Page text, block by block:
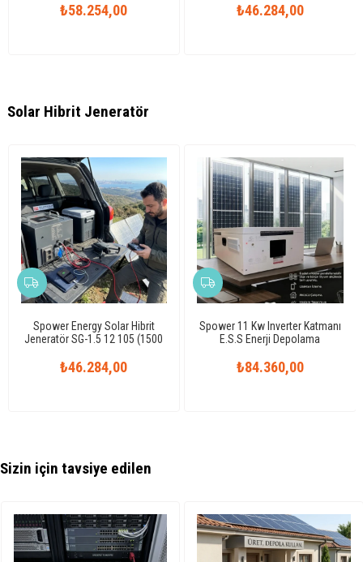
₺58.254,00 ₺46.284,00
Solar Hibrit Jeneratör
Spower Energy Solar Hibrit
Jeneratör SG-1.5 12 105 (1500
₺46.284,00
Spower 11 Kw Inverter Katmanı
E.S.S Enerji Depolama
₺84.360,00
Sizin için tavsiye edilen